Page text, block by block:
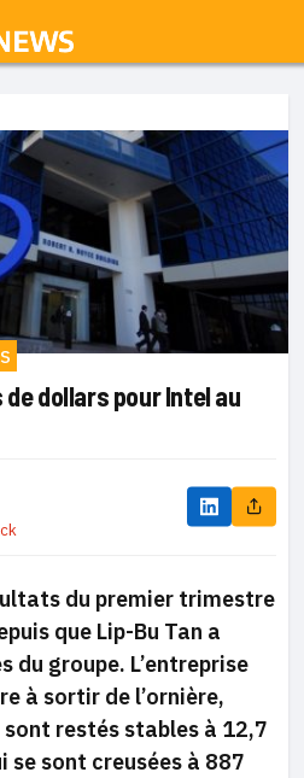
dollars pour Intel au
du premier trimestre
que Lip-Bu Tan a
du groupe. L’entreprise
à sortir de l’ornière,
sont restés stables à 12,7
se sont creusées à 887